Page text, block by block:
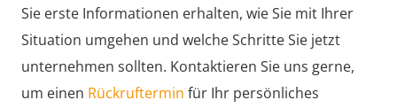
Sie erste Informationen erhalten, wie Sie mit Ihrer
Situation umgehen und welche Schritte Sie jetzt
unternehmen sollten. Kontaktieren Sie uns gerne,
um einen Rückruftermin für Ihr persönliches